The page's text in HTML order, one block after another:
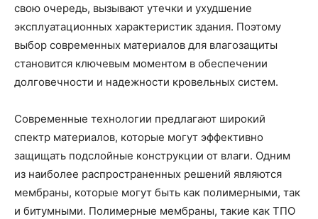
свою очередь, вызывают утечки и ухудшение
эксплуатационных характеристик здания. Поэтому
выбор современных материалов для влагозащиты
становится ключевым моментом в обеспечении
долговечности и надежности кровельных систем.
Современные технологии предлагают широкий
спектр материалов, которые могут эффективно
защищать подслойные конструкции от влаги. Одним
из наиболее распространенных решений являются
мембраны, которые могут быть как полимерными, так
и битумными. Полимерные мембраны, такие как ТПО